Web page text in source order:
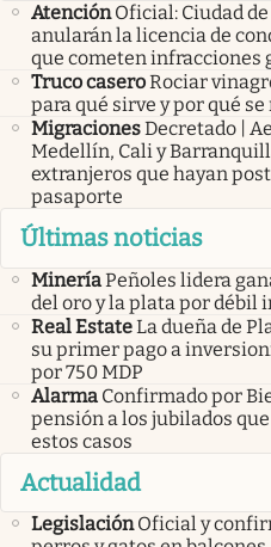
Atención Oficial: Ciudad
anularán la licencia de
que cometen infracciones
Truco caseroRociar
para qué sirve y por qué
MigracionesDecretado |
Medellín, Cali y
extranjeros que hayan
pasaporte
Últimas noticias
MineríaPeñoles lidera
del oro y la plata por débil
Real EstateLa dueña de
su primer pago a
por 750 MDP
Alarma Confirmado por
pensión a los jubilados
estos casos
Actualidad
Legislación Oficial y